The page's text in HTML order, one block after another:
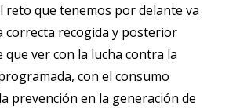
reto que tenemos por delante va
correcta recogida y posterior
que ver con la lucha contra la
con el consumo
prevención en la generación de